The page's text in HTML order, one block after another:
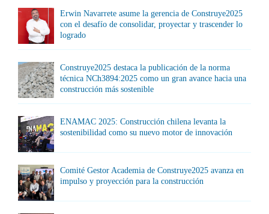
Erwin Navarrete asume la gerencia de Construye2025
con el desafío de consolidar, proyectar y trascender lo
logrado
Construye2025 destaca la publicación de la norma
técnica NCh3894:2025 como un gran avance hacia una
construcción más sostenible
ENAMAC 2025: Construcción chilena levanta la
sostenibilidad como su nuevo motor de innovación
Comité Gestor Academia de Construye2025 avanza en
impulso y proyección para la construcción